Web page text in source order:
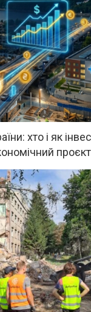
хто і як